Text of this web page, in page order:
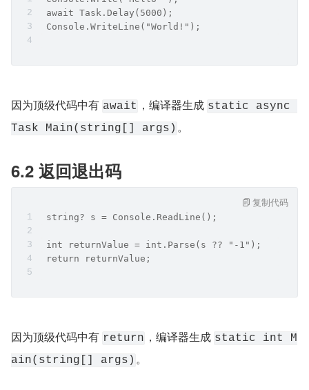
await Task.Delay(5000);
Console.WriteLine("World!");
因为顶级代码中有 await ​，编译器生成 static async
Task Main(string[] args) 。
6.2 返回退出码
string? s = Console.ReadLine();
int returnValue = int.Parse(s ?? "-1");
return returnValue;
复制代码
因为顶级代码中有 return ​，编译器生成 static int M
ain(string[] args) 。